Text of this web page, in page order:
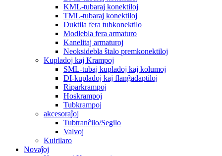
KML-tubaraj konektiloj
TML-tubaraj konektiloj
Duktila fera tubkonektilo
Modlebla fera armaturo
Kanelitaj armaturoj
Neoksidebla ŝtalo premkonektiloj
Kupladoj kaj Krampoj
SML-tubaj kupladoj kaj kolumoj
DI-kupladoj kaj flanĝadaptiloj
Riparkrampoj
Hoskrampoj
Tubkrampoj
akcesoraĵoj
Tubtranĉilo/Segilo
Valvoj
Kuirilaro
Novaĵoj